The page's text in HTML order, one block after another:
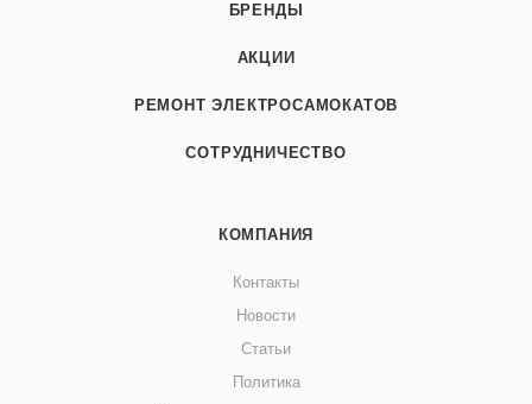
БРЕНДЫ
АКЦИИ
РЕМОНТ ЭЛЕКТРОСАМОКАТОВ
СОТРУДНИЧЕСТВО
КОМПАНИЯ
Контакты
Новости
Статьи
Политика